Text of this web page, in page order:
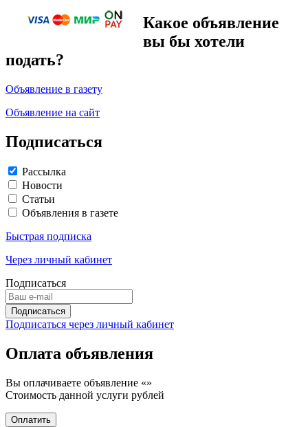
Какое объявление
вы бы хотели
подать?
Объявление в газету
Объявление на сайт
Подписаться
Рассылка
Новости
Статьи
Объявления в газете
Быстрая подписка
Через личный кабинет
Подписаться
Подписаться через личный кабинет
Оплата объявления
Вы оплачиваете объявление «»
Стоимость данной услуги рублей